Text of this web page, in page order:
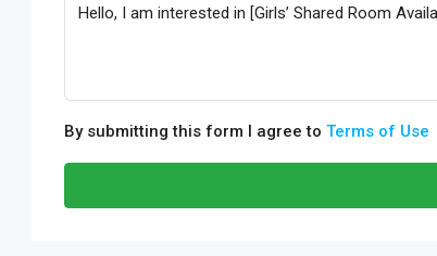
By submitting this form I agree to Terms of Use